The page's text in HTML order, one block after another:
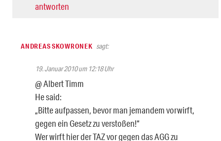
antworten
ANDREAS SKOWRONEK sagt:
19. Januar 2010 um 12:18 Uhr
@ Albert Timm
He said:
„Bitte aufpassen, bevor man jemandem vorwirft,
gegen ein Gesetz zu verstoßen!“
Wer wirft hier der TAZ vor gegen das AGG zu